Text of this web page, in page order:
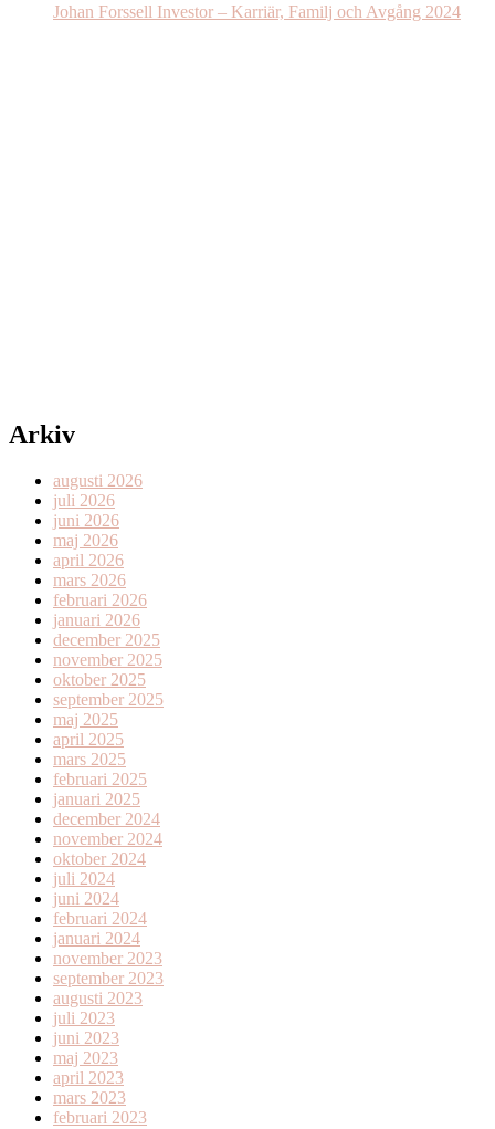
Johan Forssell Investor – Karriär, Familj och Avgång 2024
Arkiv
augusti 2026
juli 2026
juni 2026
maj 2026
april 2026
mars 2026
februari 2026
januari 2026
december 2025
november 2025
oktober 2025
september 2025
maj 2025
april 2025
mars 2025
februari 2025
januari 2025
december 2024
november 2024
oktober 2024
juli 2024
juni 2024
februari 2024
januari 2024
november 2023
september 2023
augusti 2023
juli 2023
juni 2023
maj 2023
april 2023
mars 2023
februari 2023